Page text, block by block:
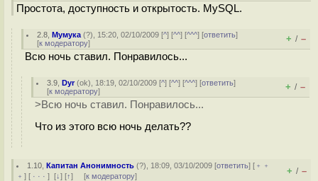
Простота, доступность и открытость. MySQL.
2.8 ,Мумука (?), 15:20, 02/10/2009 [^] [^^] [^^^] [ответить]
[к модератору] + / –
Всю ночь ставил. Понравилось...
3.9 ,Dyr(ok), 18:19, 02/10/2009 [^] [^^] [^^^] [ответить]
[к модератору] + / –
>Всю ночь ставил. Понравилось...
Что из этого всю ночь делать??
1.10 ,Капитан Анонимность (?), 18:09, 03/10/2009 [ответить] [ ﹢﹢
﹢ ] [ · · · ] [↓] [↑] [к модератору] + / –